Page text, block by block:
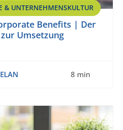
& UNTERNEHMENSKULTUR
Benefits | Der
Umsetzung
8 min